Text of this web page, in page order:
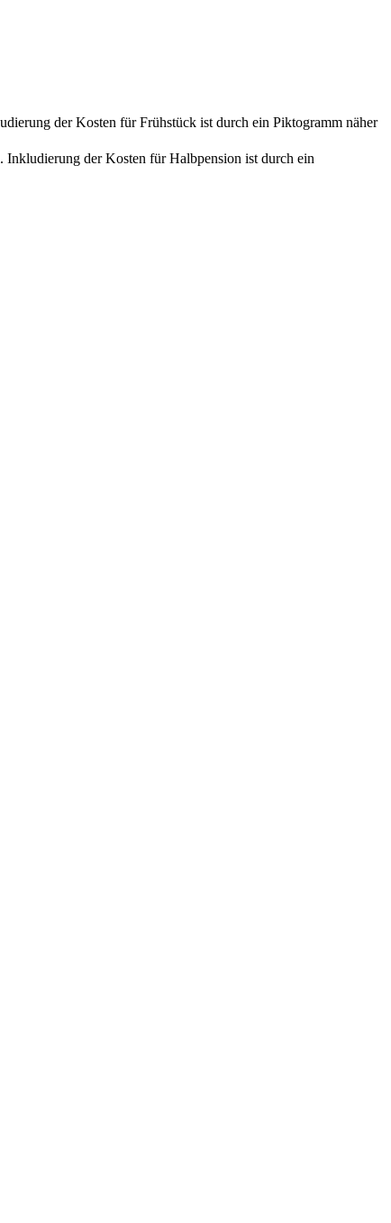
der Kosten für Frühstück ist durch ein Piktogramm näher
Inkludierung der Kosten für Halbpension ist durch ein